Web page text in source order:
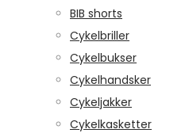
BIB shorts
Cykelbriller
Cykelbukser
Cykelhandsker
Cykeljakker
Cykelkasketter